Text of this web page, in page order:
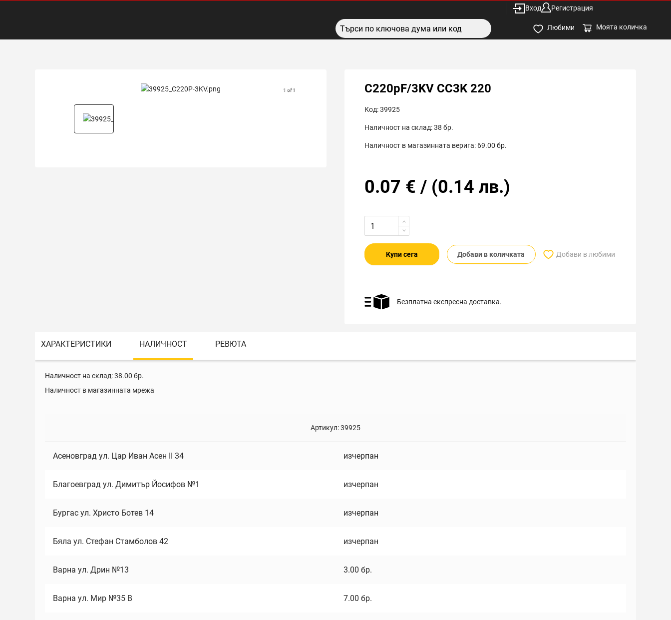
Вход Регистрация
Любими Моята количка
1 of 1 C220pF/3KV CC3K 220
Код:39925
Наличност на склад:38 бр.
Наличност в магазинната верига: 69.00 бр.
0.07 € / (0.14 лв.)
Купи сега Добави в количката Добави в любими
Безплатна експресна доставка.
ХАРАКТЕРИСТИКИ НАЛИЧНОСТ РЕВЮТА
Наличност на склад:38.00 бр.
Наличност в магазинната мрежа
Артикул:39925
Асеновград ул. Цар Иван Асен II 34 изчерпан
Благоевград ул. Димитър Йосифов №1 изчерпан
Бургас ул. Христо Ботев 14 изчерпан
Бяла ул. Стефан Стамболов 42 изчерпан
Варна ул. Дрин №13 3.00 бр.
Варна ул. Мир №35 В 7.00 бр.